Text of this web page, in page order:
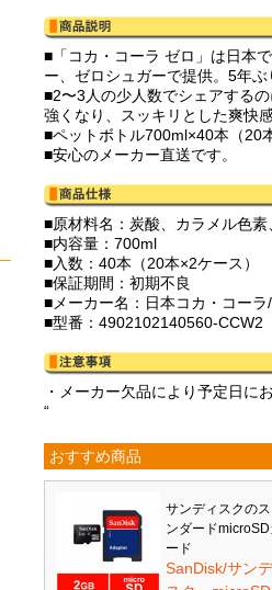
■「コカ・コーラ ゼロ」は日本
ー、ゼロシュガーで提供。5年
■2〜3人の少人数でシェアする
強くなり、スッキリとした爽快
■ペットボトル700ml×40本（20
■安心のメーカー直送です。
■原材料名：炭酸、カラメル色
■内容量：700ml
■入数：40本（20本×2ケース）
■保証期間：初期不良
■メーカー名：日本コカ・コー
■型番：4902102140560-CCW2
・メーカー欠品により予定日に
“
おすすめ商品
サンディスクの
ンダード
ード
SanDisk/サン